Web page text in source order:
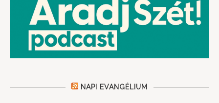
NAPI EVANGÉLIUM